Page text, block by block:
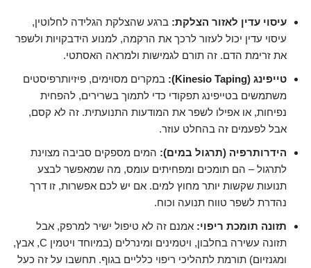
עיסוי עדין לאזור הצלקת: ברגע שהצלקת הגלידה לחלוטין,
עיסוי עדין יכול לעזור לרכך את הרקמה, למנוע הידבקויות ולשפר
את זרימת הדם. זה תורם לגמישות ולמראה האסתטי.
טייפינג (Kinesio Taping):
במקרים מסוימים, פיזיותרפיסטים
משתמשים בטייפינג תפקודי כדי לתמוך בשרירים, להפחית
נפיחות, או אפילו לשפר את המודעות התנועתית. זה לא קסם,
אבל לפעמים זה בהחלט עוזר.
הידרותרפיה (תרגול במים): המים מספקים סביבה מצוינת
לתרגול – הם תומכים ומפחיתים עומס, מה שמאפשר לבצע
תנועות שקשות יותר מחוץ למים. אם יש לכם אפשרות, זו דרך
נהדרת לשפר טווח תנועה וכוח.
תזונה תומכת ריפוי: אמנם זה לא טיפול ישיר למרפק, אבל
תזונה עשירה בחלבון, ויטמינים ומינרלים (במיוחד ויטמין C, אבץ,
ומגנזיום) תורמת לתהליכי ריפוי כלליים בגוף. תחשבו על זה כעל